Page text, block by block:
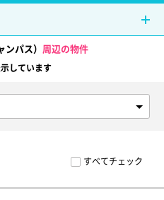
パス） 周辺の物件
しています
すべてチェック